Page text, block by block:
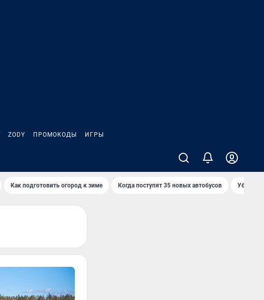
ZODY ПРОМОКОДЫ ИГРЫ
Как подготовить огород к зиме Когда поступят 35 новых автобусов Убийца